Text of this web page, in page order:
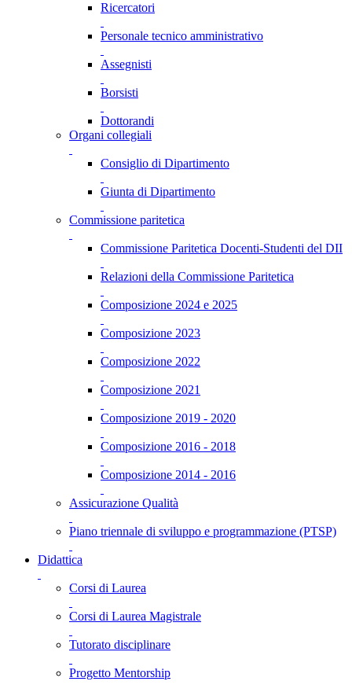
Ricercatori
Personale tecnico amministrativo
Assegnisti
Borsisti
Dottorandi
Organi collegiali
Consiglio di Dipartimento
Giunta di Dipartimento
Commissione paritetica
Commissione Paritetica Docenti-Studenti del DII
Relazioni della Commissione Paritetica
Composizione 2024 e 2025
Composizione 2023
Composizione 2022
Composizione 2021
Composizione 2019 - 2020
Composizione 2016 - 2018
Composizione 2014 - 2016
Assicurazione Qualità
Piano triennale di sviluppo e programmazione (PTSP)
Didattica
Corsi di Laurea
Corsi di Laurea Magistrale
Tutorato disciplinare
Progetto Mentorship